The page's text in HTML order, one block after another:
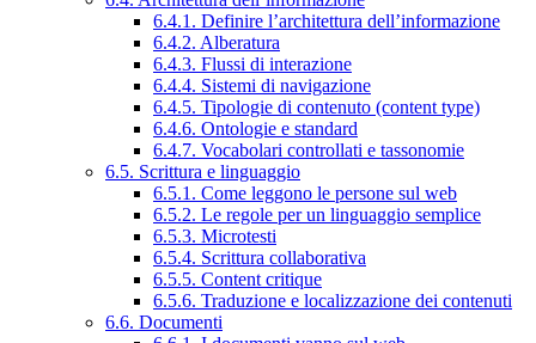
6.4.1. Definire l’architettura dell’informazione
6.4.2. Alberatura
6.4.3. Flussi di interazione
6.4.4. Sistemi di navigazione
6.4.5. Tipologie di contenuto (content type)
6.4.6. Ontologie e standard
6.4.7. Vocabolari controllati e tassonomie
6.5. Scrittura e linguaggio
6.5.1. Come leggono le persone sul web
6.5.2. Le regole per un linguaggio semplice
6.5.3. Microtesti
6.5.4. Scrittura collaborativa
6.5.5. Content critique
6.5.6. Traduzione e localizzazione dei contenuti
6.6. Documenti